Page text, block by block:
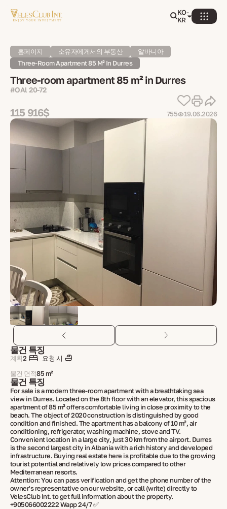
KO-
KR
홈페이지 소유자에게서의 부동산
알바니아
Three-Room Apartment 85 M² In Durres
Three-room apartment 85 m² in Durres
#OAl 20-72
115 916$ 755 19.06.2026
물건 특징
계획2
요청 시
물건 면적85 m²
물건 특징
For sale is a modern three-room apartment with a breathtaking sea
view in Durres. Located on the 8th floor with an elevator, this spacious
apartment of 85 m² offers comfortable living in close proximity to the
beach. The object of 2020 construction is distinguished by good
condition and finished. The apartment has a balcony of 10 m², air
conditioning, refrigerator, washing machine, stove and TV.
Convenient location in a large city, just 30 km from the airport. Durres
is the second largest city in Albania with a rich history and developed
infrastructure. Buying real estate here is profitable due to the growing
tourist potential and relatively low prices compared to other
Mediterranean resorts.
Attention: You can pass verification and get the phone number of the
owner's representative on our website, or call (write) directly to
VelesClub Int. to get full information about the property.
+905066002222 Wapp 24/7 ✅